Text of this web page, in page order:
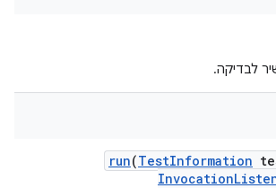
לבדיקה.
run(TestInformation
Invocation